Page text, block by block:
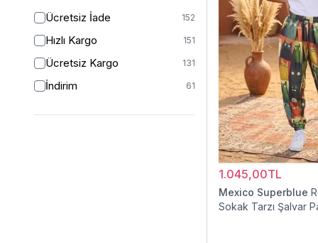
46
Ücretsiz İade 152
Hızlı Kargo 151
Ücretsiz Kargo 131
İndirim 61
1.045,00TL
Mexico Superblue
Sokak Tarzı Şalvar